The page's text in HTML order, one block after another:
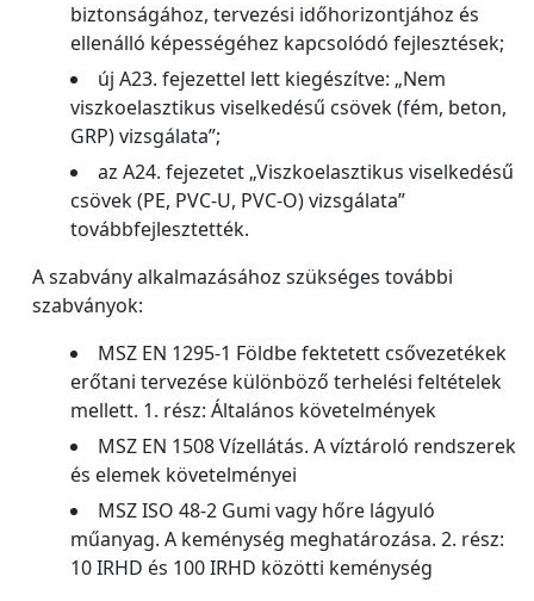
biztonságához, tervezési időhorizontjához és
ellenálló képességéhez kapcsolódó fejlesztések;
új A23. fejezettel lett kiegészítve: „Nem
viszkoelasztikus viselkedésű csövek (fém, beton,
GRP) vizsgálata”;
az A24. fejezetet „Viszkoelasztikus viselkedésű
csövek (PE, PVC-U, PVC-O) vizsgálata”
továbbfejlesztették.
A szabvány alkalmazásához szükséges további
szabványok:
MSZ EN 1295-1 Földbe fektetett csővezetékek
erőtani tervezése különböző terhelési feltételek
mellett. 1. rész: Általános követelmények
MSZ EN 1508 Vízellátás. A víztároló rendszerek
és elemek követelményei
MSZ ISO 48-2 Gumi vagy hőre lágyuló
műanyag. A keménység meghatározása. 2. rész:
10 IRHD és 100 IRHD közötti keménység